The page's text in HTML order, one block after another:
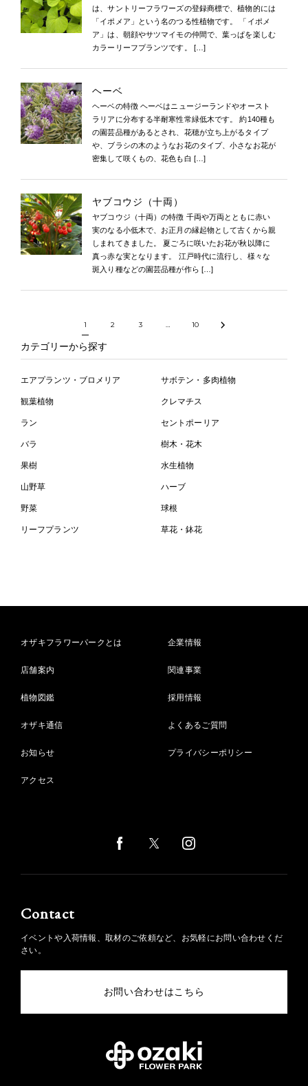
は、サントリーフラワーズの登録商標で、植物的には
「イポメア」という名のつる性植物です。 「イポメ
ア」は、朝顔やサツマイモの仲間で、葉っぱを楽しむ
カラーリーフプランツです。 […]
ヘーベ
ヘーベの特徴 ヘーベはニュージーランドやオースト
ラリアに分布する半耐寒性常緑低木です。 約140種も
の園芸品種があるとされ、花穂が立ち上がるタイプ
や、ブラシの木のようなお花のタイプ、小さなお花が
密集して咲くもの、花色も白 […]
ヤブコウジ（十両）
ヤブコウジ（十両）の特徴 千両や万両とともに赤い
実のなる小低木で、お正月の縁起物として古くから親
しまれてきました。 夏ごろに咲いたお花が秋以降に
真っ赤な実となります。 江戸時代に流行し、様々な
斑入り種などの園芸品種が作ら […]
1 2 3 … 10
カテゴリーから探す
エアプランツ・ブロメリア サボテン・多肉植物
観葉植物 クレマチス
ラン セントポーリア
バラ 樹木・花木
果樹 水生植物
山野草 ハーブ
野菜 球根
リーフプランツ 草花・鉢花
オザキフラワーパークとは
店舗案内
植物図鑑
オザキ通信
お知らせ
アクセス
企業情報
関連事業
採用情報
よくあるご質問
プライバシーポリシー
Contact
イベントや入荷情報、取材のご依頼など、お気軽にお問い合わせくだ
さい。
お問い合わせはこちら